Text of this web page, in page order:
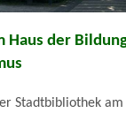
Haus der
Stadtbibliothek